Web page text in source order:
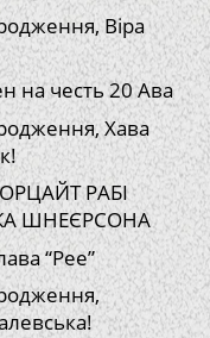
Віра
на честь 20 Ава
Хава
РАБІ
ШНЕЄРСОНА
“Рее”